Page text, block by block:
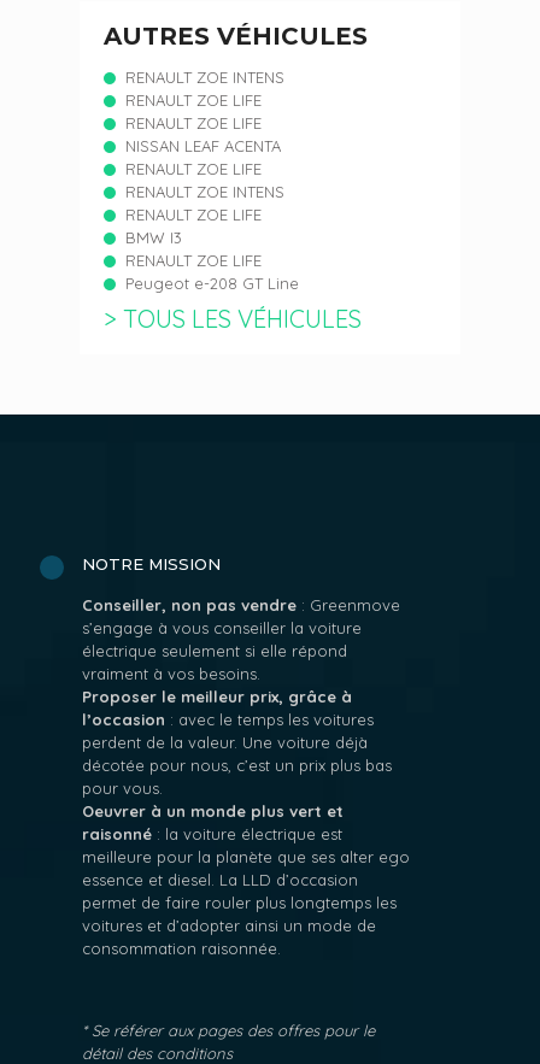
AUTRES VÉHICULES
RENAULT ZOE INTENS
RENAULT ZOE LIFE
RENAULT ZOE LIFE
NISSAN LEAF ACENTA
RENAULT ZOE LIFE
RENAULT ZOE INTENS
RENAULT ZOE LIFE
BMW I3
RENAULT ZOE LIFE
Peugeot e-208 GT Line
> TOUS LES VÉHICULES
NOTRE MISSION
Conseiller, non pas vendre : Greenmove
s’engage à vous conseiller la voiture
électrique seulement si elle répond
vraiment à vos besoins.
Proposer le meilleur prix, grâce à
l’occasion : avec le temps les voitures
perdent de la valeur. Une voiture déjà
décotée pour nous, c’est un prix plus bas
pour vous.
Oeuvrer à un monde plus vert et
raisonné : la voiture électrique est
meilleure pour la planète que ses alter ego
essence et diesel. La LLD d’occasion
permet de faire rouler plus longtemps les
voitures et d’adopter ainsi un mode de
consommation raisonnée.
* Se référer aux pages des offres pour le
détail des conditions